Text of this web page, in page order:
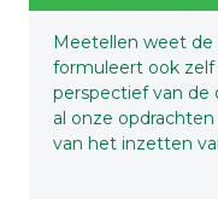
Meetellen weet
formuleert ook
perspectief van de
al onze
van het inzetten